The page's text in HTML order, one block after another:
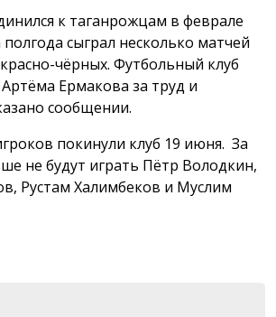
к таганрожцам в феврале
полгода сыграл несколько матчей
чёрных. Футбольный клуб
Ермакова за труд и
сообщении.
покинули клуб 19 июня. За
не будут играть Пётр Володкин,
Рустам Халимбеков и Муслим